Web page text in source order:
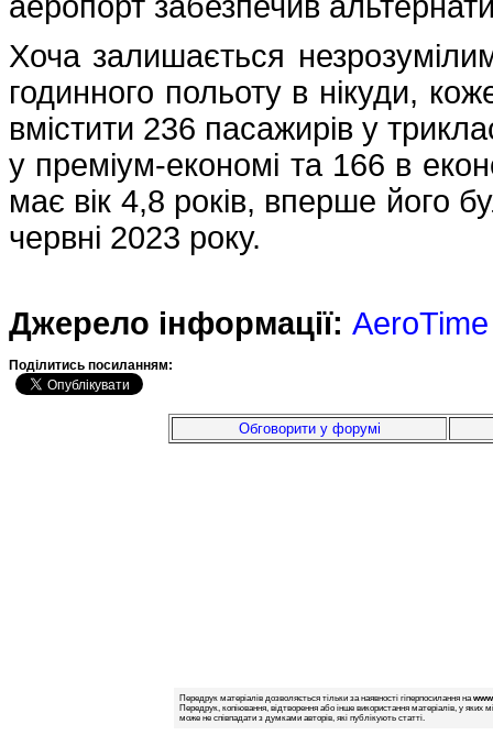
аеропорт забезпечив
Хоча залишається
годинного польоту в нікуди,
вмістити 236 пасажирів у
у преміум-економі та 166 в
має вік 4,8 років, вперше його
червні 2023 року.
Джерело інформації: AeroTime
Подiлитись посиланням:
Обговорити у форумі
Передрук матеріалів дозволяється тільки за наявності гіперпосилання на
Передрук, копіювання, відтворення або інше використання матеріалів, у яких
може не співпадати з думками авторів, які публікують статті.